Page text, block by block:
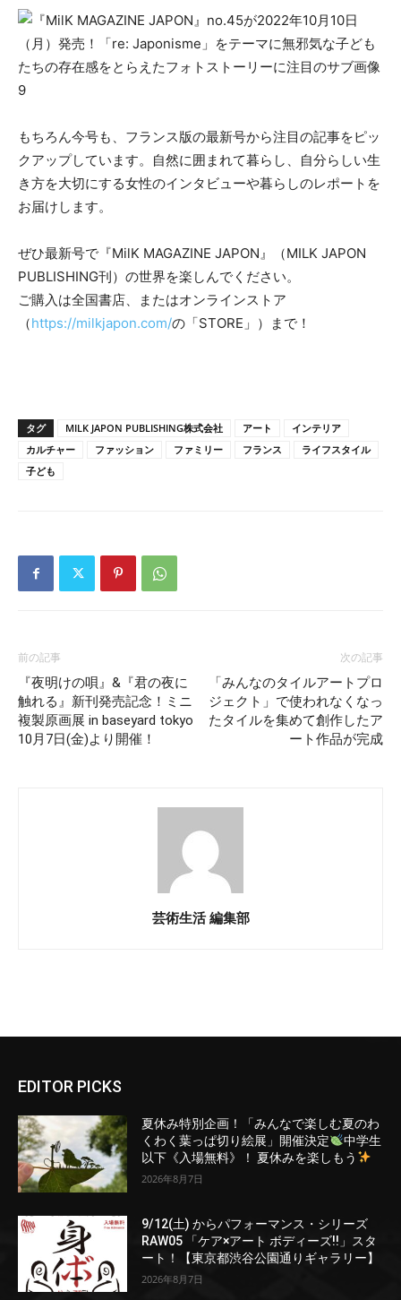
もちろん今号も、フランス版の最新号から注目の記事をピッ
クアップしています。自然に囲まれて暮らし、自分らしい生
き方を大切にする女性のインタビューや暮らしのレポートを
お届けします。
ぜひ最新号で『MilK MAGAZINE JAPON』（MILK JAPON
PUBLISHING刊）の世界を楽しんでください。
ご購入は全国書店、またはオンラインストア
（https://milkjapon.com/の「STORE」）まで！
タグ MILK JAPON PUBLISHING株式会社 アート
インテリア
カルチャー
ファッション ファミリー フランス
ライフスタイル
子ども
前の記事
『夜明けの唄』&『君の夜に
触れる』新刊発売記念！ミニ
複製原画展 in baseyard tokyo
10月7日(金)より開催！
次の記事
「みんなのタイルアートプロ
ジェクト」で使われなくなっ
たタイルを集めて創作したア
ート作品が完成
芸術生活 編集部
EDITOR PICKS
夏休み特別企画！「みんなで楽しむ夏のわ
くわく葉っぱ切り絵展」開催決定
中学生
以下《入場無料》！ 夏休みを楽しもう
2026年8月7日
9/12(土) からパフォーマンス・シリーズ
RAW05 「ケア×アート ボディーズ!!」スタ
ート！【東京都渋谷公園通りギャラリー】
2026年8月7日